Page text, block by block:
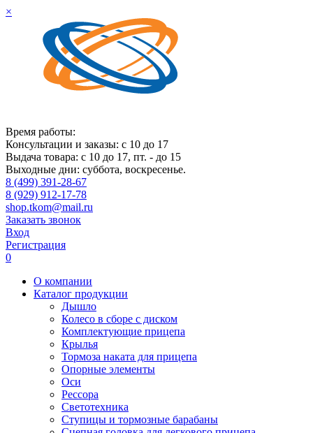
×
Время работы:
Консультации и заказы: с 10 до 17
Выдача товара: с 10 до 17, пт. - до 15
Выходные дни: суббота, воскресенье.
8 (499) 391-28-67
8 (929) 912-17-78
shop.tkom@mail.ru
Заказать звонок
Вход
Регистрация
0
О компании
Каталог продукции
Дышло
Колесо в сборе с диском
Комплектующие прицепа
Крылья
Тормоза наката для прицепа
Опорные элементы
Оси
Рессора
Светотехника
Ступицы и тормозные барабаны